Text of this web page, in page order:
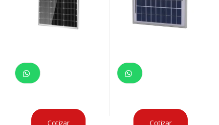
Cotizar Cotizar